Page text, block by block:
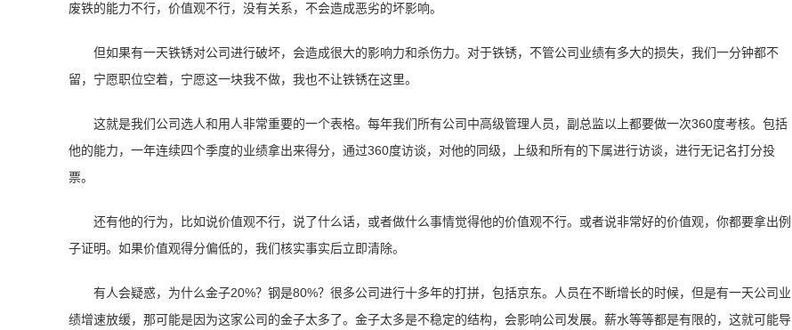
废铁的能力不行，价值观不行，没有关系，不会造成恶劣的坏影响。
但如果有一天铁锈对公司进行破坏，会造成很大的影响力和杀伤力。对于铁锈，不管公司业绩有多大的损失，我们一分钟都不
留，宁愿职位空着，宁愿这一块我不做，我也不让铁锈在这里。
这就是我们公司选人和用人非常重要的一个表格。每年我们所有公司中高级管理人员，副总监以上都要做一次360度考核。包括
他的能力，一年连续四个季度的业绩拿出来得分，通过360度访谈，对他的同级，上级和所有的下属进行访谈，进行无记名打分投
票。
还有他的行为，比如说价值观不行，说了什么话，或者做什么事情觉得他的价值观不行。或者说非常好的价值观，你都要拿出例
子证明。如果价值观得分偏低的，我们核实事实后立即清除。
有人会疑惑，为什么金子20%？钢是80%？很多公司进行十多年的打拼，包括京东。人员在不断增长的时候，但是有一天公司业
绩增速放缓，那可能是因为这家公司的金子太多了。金子太多是不稳定的结构，会影响公司发展。薪水等等都是有限的，这就可能导